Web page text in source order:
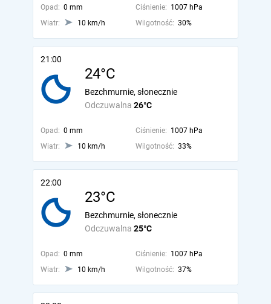
Opad: 0 mm Ciśnienie: 1007 hPa
Wiatr:
10 km/h Wilgotność: 30%
21:00
24°C
Odczuwalna 26°C
Bezchmurnie, słonecznie
Opad: 0 mm Ciśnienie: 1007 hPa
Wiatr:
10 km/h Wilgotność: 33%
22:00
23°C
Odczuwalna 25°C
Bezchmurnie, słonecznie
Opad: 0 mm Ciśnienie: 1007 hPa
Wiatr:
10 km/h Wilgotność: 37%